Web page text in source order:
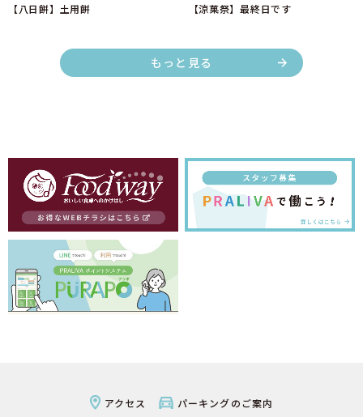
【八日餅】土用餅 【涼菓祭】最終日です
もっと見る
アクセス パーキングのご案内